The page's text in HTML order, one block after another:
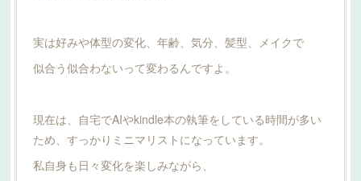
実は好みや体型の変化、年齢、気分、髪型、メイクで
似合う似合わないって変わるんですよ。
現在は、自宅でAIやkindle本の執筆をしている時間が多い
ため、すっかりミニマリストになっています。
私自身も日々変化を楽しみながら、